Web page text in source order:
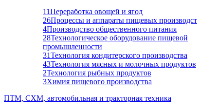
11Переработка овощей и ягод
26Процессы и аппараты пищевых производст
4Производство общественного питания
28Технологическое оборудование пищевой
промышленности
31Технология кондитерского производства
43Технология мясных и молочных продуктов
2Технология рыбных продуктов
3Химия пищевого производства
ПТМ, СХМ, автомобильная и тракторная техника